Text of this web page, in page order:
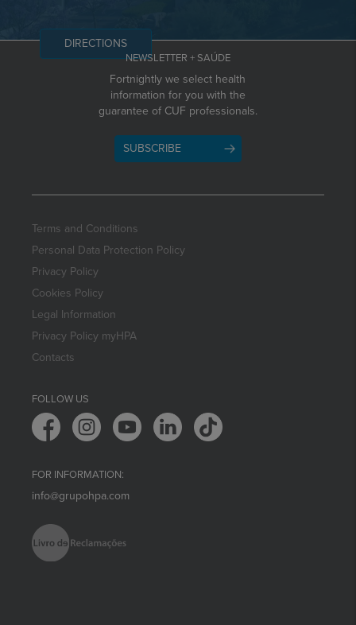
DIRECTIONS
NEWSLETTER + SAÚDE
Fortnightly we select health
information for you with the
guarantee of CUF professionals.
SUBSCRIBE
Terms and Conditions
Personal Data Protection Policy
Privacy Policy
Cookies Policy
Legal Information
Privacy Policy myHPA
Contacts
FOLLOW US
FOR INFORMATION:
info@grupohpa.com